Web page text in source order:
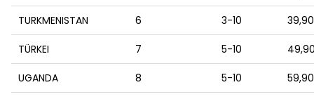
TURKMENISTAN 6 3-10
TÜRKEI 7 5-10
UGANDA 8 5-10